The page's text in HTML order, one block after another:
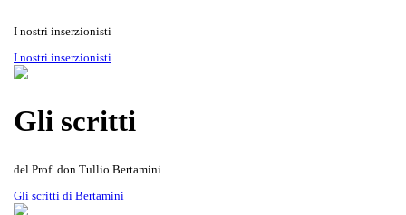
Rivista Oscellana
Gli scritti del Prof. don Tullio
Read more
I nostri inserzionisti
I nostri inserzionisti
Gli scritti
del Prof. don Tullio Bertamini
Gli scritti di Bertamini